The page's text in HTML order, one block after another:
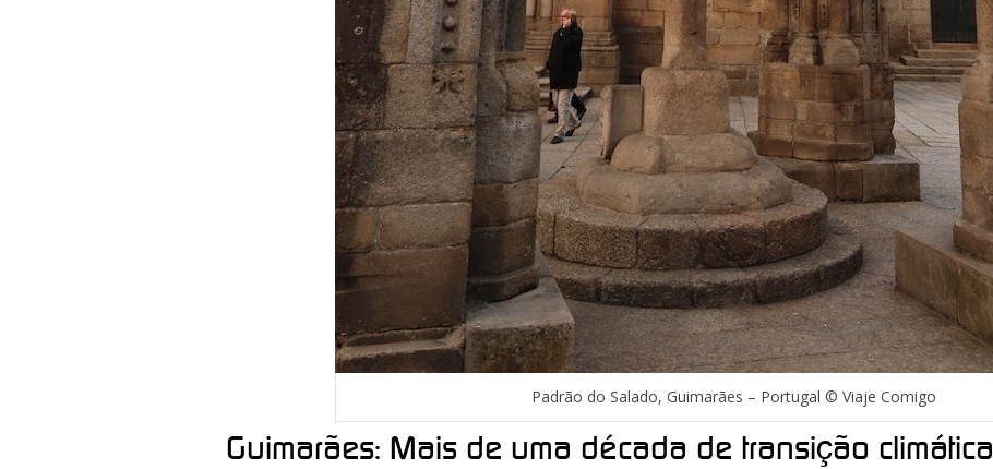
Padrão do Salado, Guimarães – Portugal © Viaje Comigo
Guimarães: Mais de uma década de transição climática